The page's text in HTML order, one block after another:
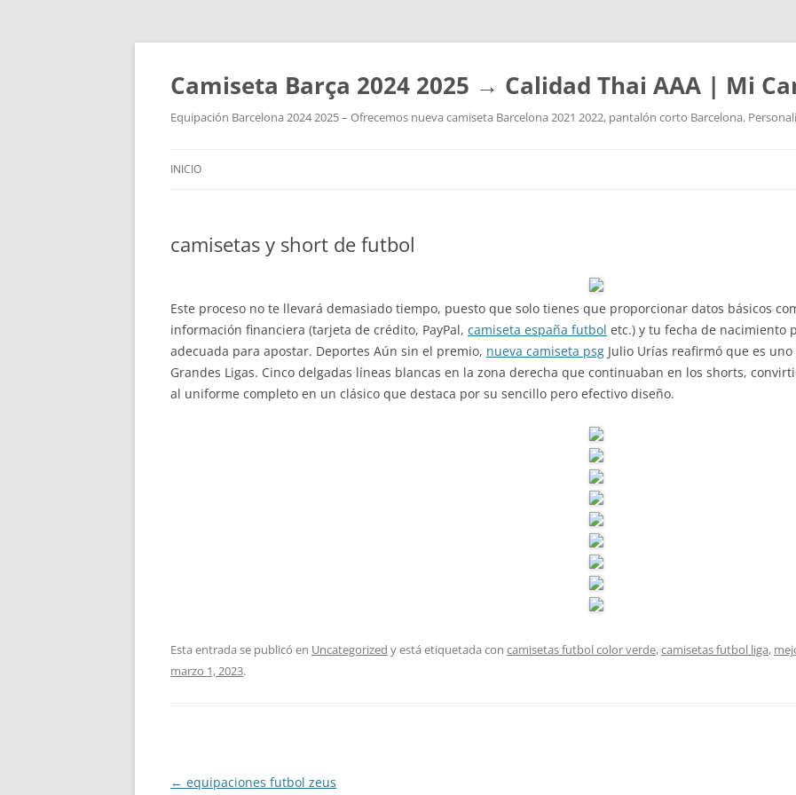
Camiseta Barça 2024 2025 → Calidad Thai AAA | Mi
Equipación Barcelona 2024 2025 – Ofrecemos nueva camiseta Barcelona 2021 2022, pantalón corto Barcelona.
INICIO
camisetas y short de futbol
Este proceso no te llevará demasiado tiempo, puesto que solo tienes que proporcionar datos básicos
información financiera (tarjeta de crédito, PayPal, camiseta españa futbol etc.) y tu fecha de nacimiento
adecuada para apostar. Deportes Aún sin el premio, nueva camiseta psg Julio Urías reafirmó que es
Grandes Ligas. Cinco delgadas líneas blancas en la zona derecha que continuaban en los shorts,
al uniforme completo en un clásico que destaca por su sencillo pero efectivo diseño.
Esta entrada se publicó en Uncategorized y está etiquetada con camisetas futbol color verde,camisetas futbol liga,
marzo 1, 2023.
Navegación
← equipaciones futbol zeus